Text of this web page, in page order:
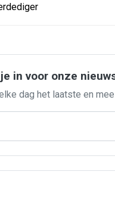
in voor onze
dag het laatste en